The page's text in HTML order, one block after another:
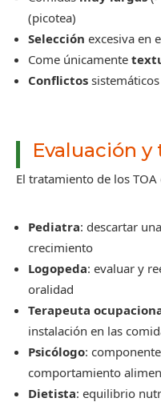
(picotea)
Selección excesiva en
Come únicamente
Conflictos
Evaluación
El tratamiento de los TOA
Pediatra: descartar
crecimiento
Logopeda: evaluar y
oralidad
Terapeuta
instalación en las
Psicólogo:
comportamiento
Dietista: equilibrio